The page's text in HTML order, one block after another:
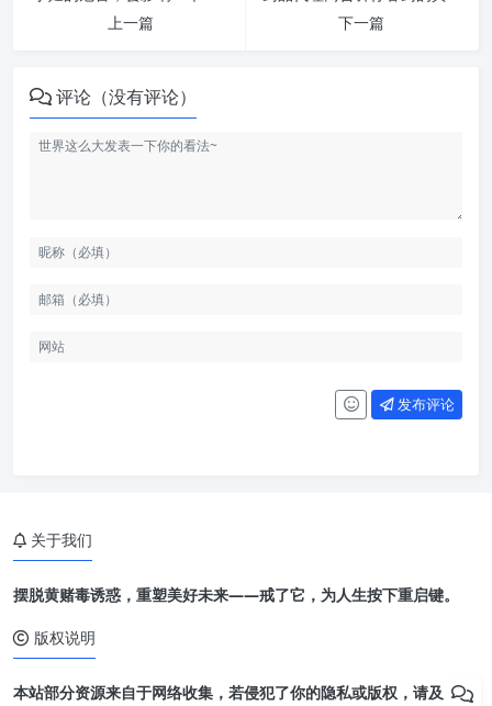
上一篇
下一篇
评论（没有评论）
发布评论
关于我们
摆脱黄赌毒诱惑，重塑美好未来——戒了它，为人生按下重启键。
版权说明
本站部分资源来自于网络收集，若侵犯了你的隐私或版权，请及时联